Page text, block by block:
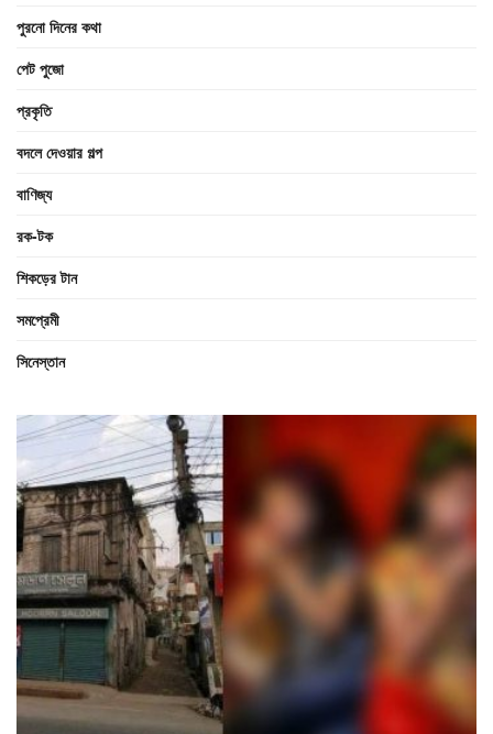
পুরনো দিনের কথা
পেট পুজো
প্রকৃতি
বদলে দেওয়ার গল্প
বাণিজ্য
রক-টক
শিকড়ের টান
সমপ্রেমী
সিনেস্তান